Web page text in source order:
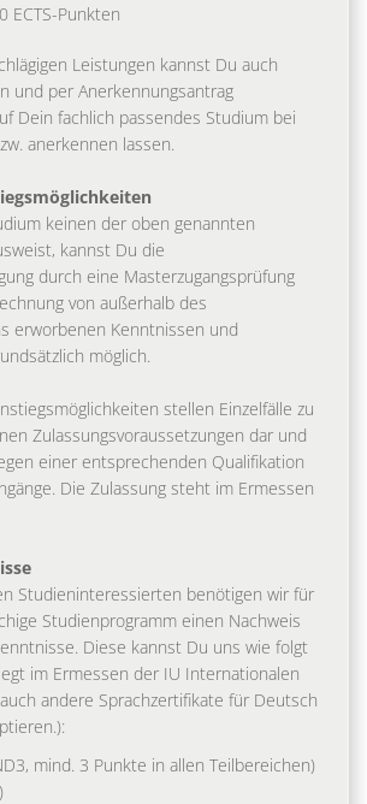
ECTS-Punkten
Leistungen kannst Du auch
und per Anerkennungsantrag
Dein fachlich passendes Studium bei
anerkennen lassen.
keinen der oben genannten
kannst Du die
durch eine Masterzugangsprüfung
von außerhalb des
erworbenen Kenntnissen und
möglich.
stellen Einzelfälle zu
Zulassungsvoraussetzungen dar und
einer entsprechenden Qualifikation
Die Zulassung steht im Ermessen
Studieninteressierten benötigen wir für
Studienprogramm einen Nachweis
Diese kannst Du uns wie folgt
im Ermessen der IU Internationalen
andere Sprachzertifikate für Deutsch
mind. 3 Punkte in allen Teilbereichen)